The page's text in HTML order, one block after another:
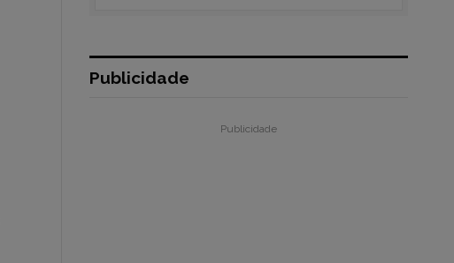
Publicidade
Publicidade